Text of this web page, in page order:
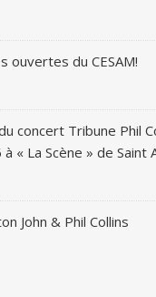
ouvertes du CESAM!
concert Tribune Phil
à « La Scène » de Saint
John & Phil Collins